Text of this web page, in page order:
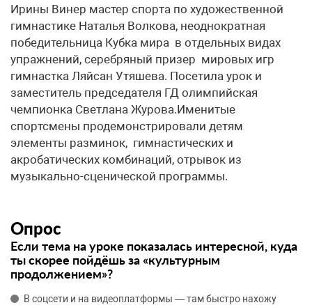
Ирины Винер мастер спорта по художественной
гимнастике Наталья Волкова, неоднократная
победительница Кубка мира в отдельных видах
упражнений, серебряный призер мировых игр
гимнастка Ляйсан Утяшева. Посетила урок и
заместитель председателя ГД олимпийская
чемпионка Светлана Журова.Именитые
спортсмены продемонстрировали детям
элементы разминок, гимнастических и
акробатических комбинаций, отрывок из
музыкально-сценической программы.
Опрос
Если тема на уроке показалась интересной, куда
ты скорее пойдёшь за «культурным
продолжением»?
В соцсети и на видеоплатформы — там быстро нахожу